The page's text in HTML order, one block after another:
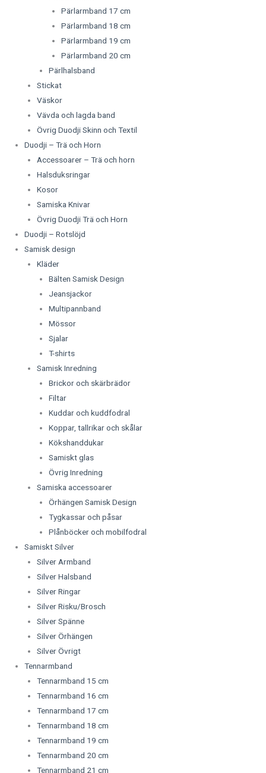
Pärlarmband 17 cm
Pärlarmband 18 cm
Pärlarmband 19 cm
Pärlarmband 20 cm
Pärlhalsband
Stickat
Väskor
Vävda och lagda band
Övrig Duodji Skinn och Textil
Duodji – Trä och Horn
Accessoarer – Trä och horn
Halsduksringar
Kosor
Samiska Knivar
Övrig Duodji Trä och Horn
Duodji – Rotslöjd
Samisk design
Kläder
Bälten Samisk Design
Jeansjackor
Multipannband
Mössor
Sjalar
T-shirts
Samisk Inredning
Brickor och skärbrädor
Filtar
Kuddar och kuddfodral
Koppar, tallrikar och skålar
Kökshanddukar
Samiskt glas
Övrig Inredning
Samiska accessoarer
Örhängen Samisk Design
Tygkassar och påsar
Plånböcker och mobilfodral
Samiskt Silver
Silver Armband
Silver Halsband
Silver Ringar
Silver Risku/Brosch
Silver Spänne
Silver Örhängen
Silver Övrigt
Tennarmband
Tennarmband 15 cm
Tennarmband 16 cm
Tennarmband 17 cm
Tennarmband 18 cm
Tennarmband 19 cm
Tennarmband 20 cm
Tennarmband 21 cm